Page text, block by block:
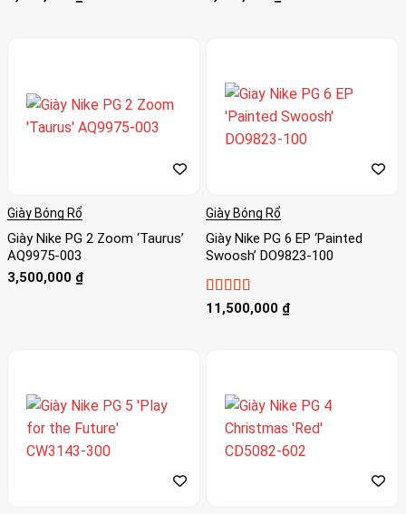
Giày Bóng Rổ
Giày Nike PG 2 Zoom ‘Taurus’
AQ9975-003
3,500,000 ₫
Giày Bóng Rổ
Giày Nike PG 6 EP ‘Painted
Swoosh’ DO9823-100
Được xếp
11,500,000 ₫